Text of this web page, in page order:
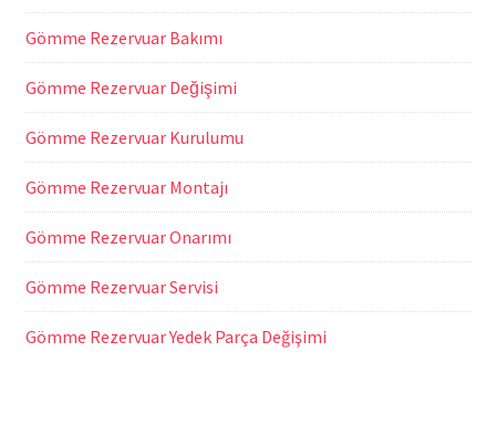
Gömme Rezervuar Bakımı
Gömme Rezervuar Değişimi
Gömme Rezervuar Kurulumu
Gömme Rezervuar Montajı
Gömme Rezervuar Onarımı
Gömme Rezervuar Servisi
Gömme Rezervuar Yedek Parça Değişimi